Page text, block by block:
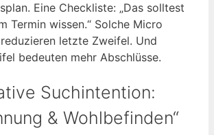
Eine Checkliste: „Das solltest
Termin wissen.“ Solche Micro
letzte Zweifel. Und
bedeuten mehr Abschlüsse.
Suchintention:
& Wohlbefinden“